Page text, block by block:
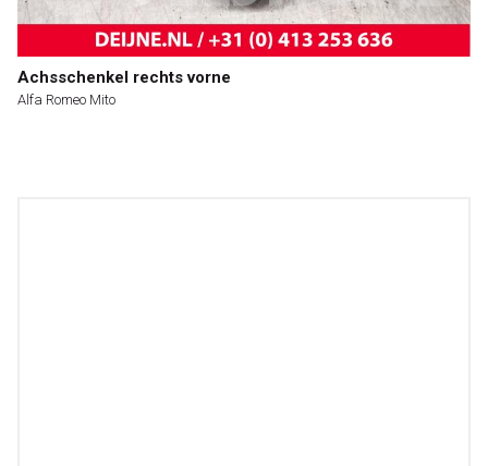
Achsschenkel rechts vorne
Alfa Romeo Mito